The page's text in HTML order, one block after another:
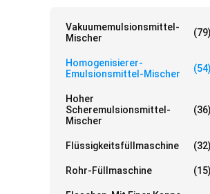
Vakuumemulsionsmittel-
Mischer
(79)
Homogenisierer-
Emulsionsmittel-Mischer
(54)
Hoher
Scheremulsionsmittel-
Mischer
(36)
Flüssigkeitsfüllmaschine (32)
Rohr-Füllmaschine (15)